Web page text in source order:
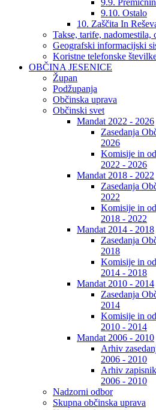
9.10. Ostalo
10. Zaščita In
Takse, tarife, nadomestila,
Geografski informacijski
Koristne telefonske
OBČINA JESENICE
Župan
Podžupanja
Občinska uprava
Občinski svet
Mandat 2022 - 2026
Zasedanja
2026
Komisije in
2022 - 2026
Mandat 2018 - 2022
Zasedanja
2022
Komisije in
2018 - 2022
Mandat 2014 - 2018
Zasedanja
2018
Komisije in
2014 - 2018
Mandat 2010 - 2014
Zasedanja
2014
Komisije in
2010 - 2014
Mandat 2006 - 2010
Arhiv
2006 - 2010
Arhiv
2006 - 2010
Nadzorni odbor
Skupna občinska uprava